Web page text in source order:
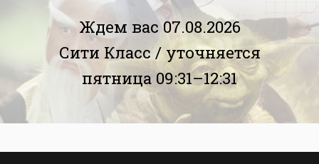
Ждем вас 07.08.2026
Сити Класс / уточняется
пятница 09:31–12:31